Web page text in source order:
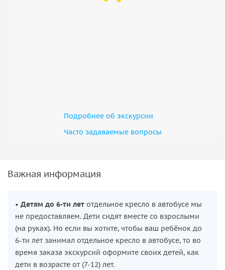
Подробнее об экскурсии
Часто задаваемые вопросы
Важная информация
• Детям до 6-ти лет отдельное кресло в автобусе мы
не предоставляем. Дети сидят вместе со взрослыми
(на руках). Но если вы хотите, чтобы ваш ребёнок до
6-ти лет занимал отдельное кресло в автобусе, то во
время заказа экскурсий оформите своих детей, как
дети в возрасте от (7-12) лет.